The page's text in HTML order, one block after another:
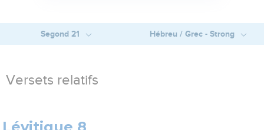
Segond 21 Hébreu / Grec - Strong
Versets relatifs